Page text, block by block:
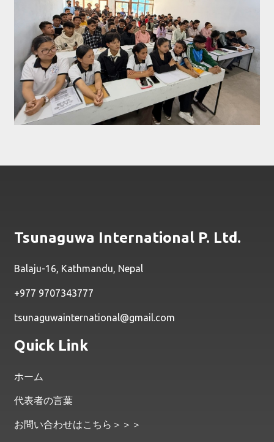
Tsunaguwa International P. Ltd.
Balaju-16, Kathmandu, Nepal
+977 9707343777
tsunaguwainternational@gmail.com
Quick Link
ホーム
代表者の言葉
お問い合わせはこちら＞＞＞